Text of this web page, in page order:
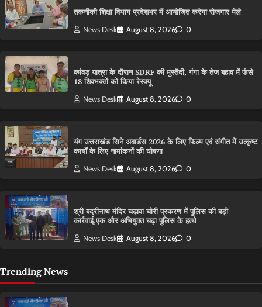
तकनीकी शिक्षा विभाग प्रदेशभर में आयोजित करेगा रोजगार मेले
News Desk August 8, 2026 0
कांवड़ यात्रा के दौरान SDRF की मुस्तैदी, गंगा के तेज बहाव में फंसे
18 शिवभक्तों को किया रेस्क्यू
News Desk August 8, 2026 0
यंग उत्तराखंड सिने अवार्डस 2026 के लिए फिल्म एवं संगीत में उत्कृष्ट
कार्यों के लिए नामांकनों की घोषणा
News Desk August 8, 2026 0
श्री बद्रीनाथ मंदिर चढ़ावा चोरी प्रकरण में पुलिस की बड़ी
कार्रवाई,एक और अभियुक्त चढ़ा पुलिस के हत्थे
News Desk August 8, 2026 0
Trending News